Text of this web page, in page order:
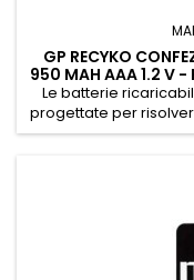
GP RECYKO
950 MAH AAA 1.2 V -
Le batterie
progettate per
dispositivi elettronici
convenzionali),